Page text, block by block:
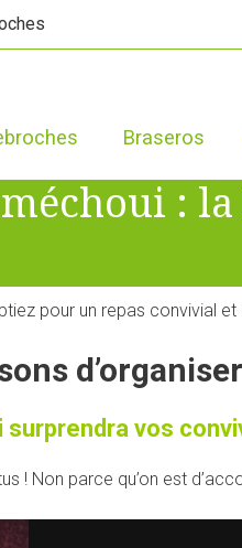
Braseros
:
pour un repas convivial
surprendra vos
! Non parce qu’on est